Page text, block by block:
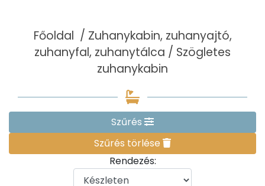
Főoldal / Zuhanykabin, zuhanyajtó,
zuhanyfal, zuhanytálca / Szögletes
zuhanykabin
Szűrés
Szűrés törlése
Rendezés: